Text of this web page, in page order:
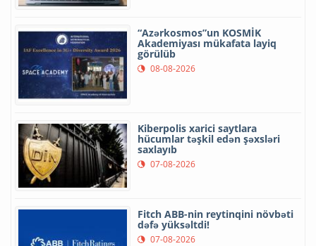
“Azərkosmos”un KOSMİK
Akademiyası mükafata layiq
görülüb
08-08-2026
Kiberpolis xarici saytlara
hücumlar təşkil edən şəxsləri
saxlayıb
07-08-2026
Fitch ABB-nin reytinqini növbəti
dəfə yüksəltdi!
07-08-2026